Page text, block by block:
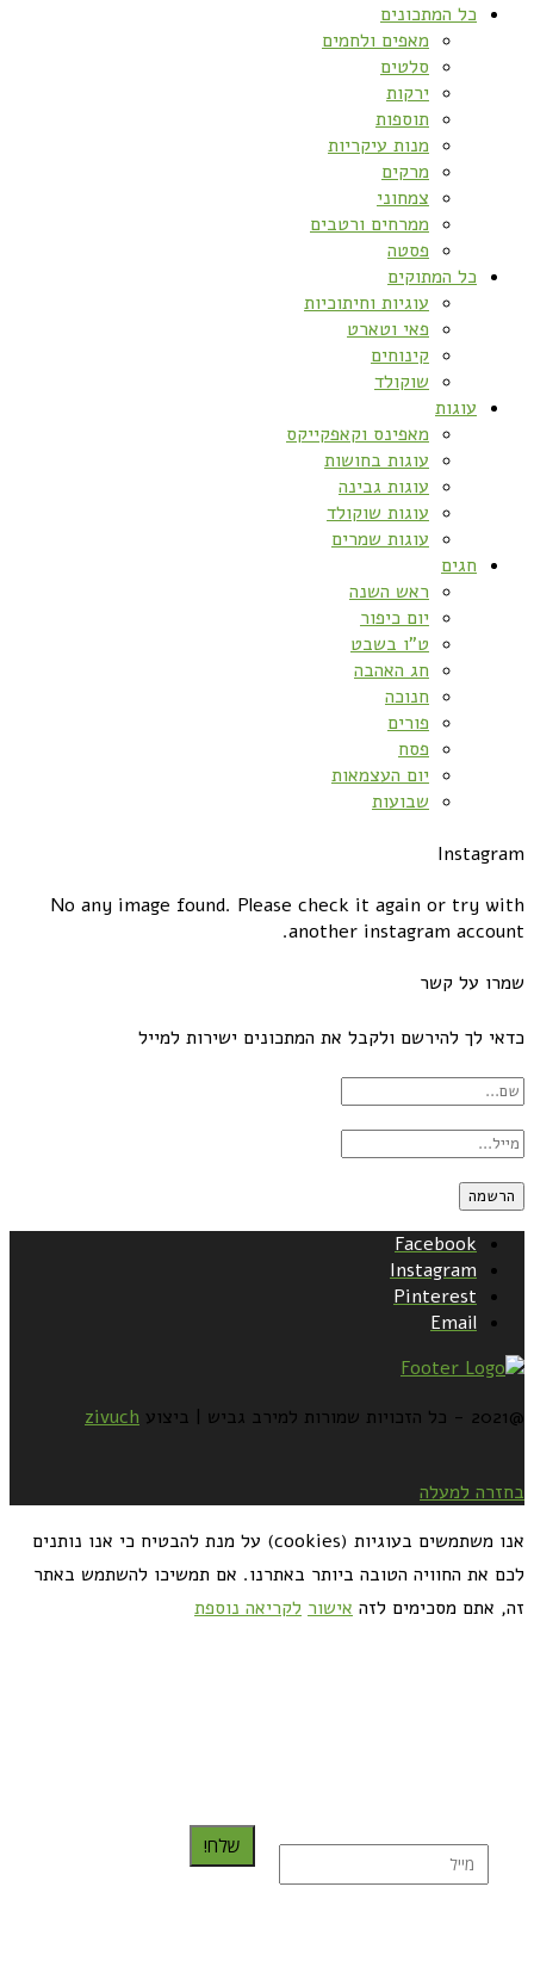
כל המתכונים
מאפים ולחמים
סלטים
ירקות
תוספות
מנות עיקריות
מרקים
צמחוני
ממרחים ורטבים
פסטה
כל המתוקים
עוגיות וחיתוכיות
פאי וטארט
קינוחים
שוקולד
עוגות
מאפינס וקאפקייקס
עוגות בחושות
עוגות גבינה
עוגות שוקולד
עוגות שמרים
חגים
ראש השנה
יום כיפור
ט”ו בשבט
חג האהבה
חנוכה
פורים
פסח
יום העצמאות
שבועות
Instagram
No any image found. Please check it again or try with
another instagram account.
שמרו על קשר
כדאי לך להירשם ולקבל את המתכונים ישירות למייל
Facebook
Instagram
Pinterest
Email
@2021 - כל הזכויות שמורות למירב גביש | ביצוע zivuch
בחזרה למעלה
אנו משתמשים בעוגיות (cookies) על מנת להבטיח כי אנו נותנים
לכם את החוויה הטובה ביותר באתרנו. אם תמשיכו להשתמש באתר
זה, אתם מסכימים לזה אישור לקריאה נוספת
שלח!